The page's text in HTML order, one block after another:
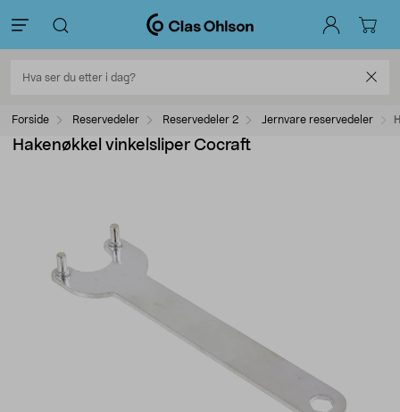
Forside Reservedeler Reservedeler 2 Jernvare reservedeler
Hakenøkkel vinkelsliper Cocraft